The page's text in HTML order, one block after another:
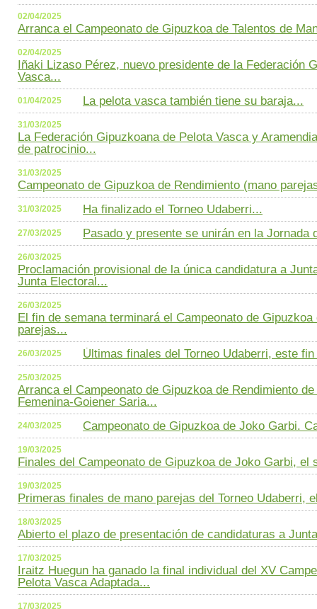
02/04/2025
Arranca el Campeonato de Gipuzkoa de Talentos de
02/04/2025
Iñaki Lizaso Pérez, nuevo presidente de la Federación
Vasca...
01/04/2025 La pelota vasca también tiene su baraja...
31/03/2025
La Federación Gipuzkoana de Pelota Vasca y
de patrocinio...
31/03/2025
Campeonato de Gipuzkoa de Rendimiento (mano
31/03/2025 Ha finalizado el Torneo Udaberri...
27/03/2025 Pasado y presente se unirán en la Jornada
26/03/2025
Proclamación provisional de la única candidatura a
Junta Electoral...
26/03/2025
El fin de semana terminará el Campeonato de
parejas...
26/03/2025 Últimas finales del Torneo Udaberri, este
25/03/2025
Arranca el Campeonato de Gipuzkoa de Rendimiento
Femenina-Goiener Saria...
24/03/2025 Campeonato de Gipuzkoa de Joko Garbi.
19/03/2025
Finales del Campeonato de Gipuzkoa de Joko Garbi, el
19/03/2025
Primeras finales de mano parejas del Torneo Udaberri,
18/03/2025
Abierto el plazo de presentación de candidaturas a
17/03/2025
Iraitz Huegun ha ganado la final individual del XV
Pelota Vasca Adaptada...
17/03/2025